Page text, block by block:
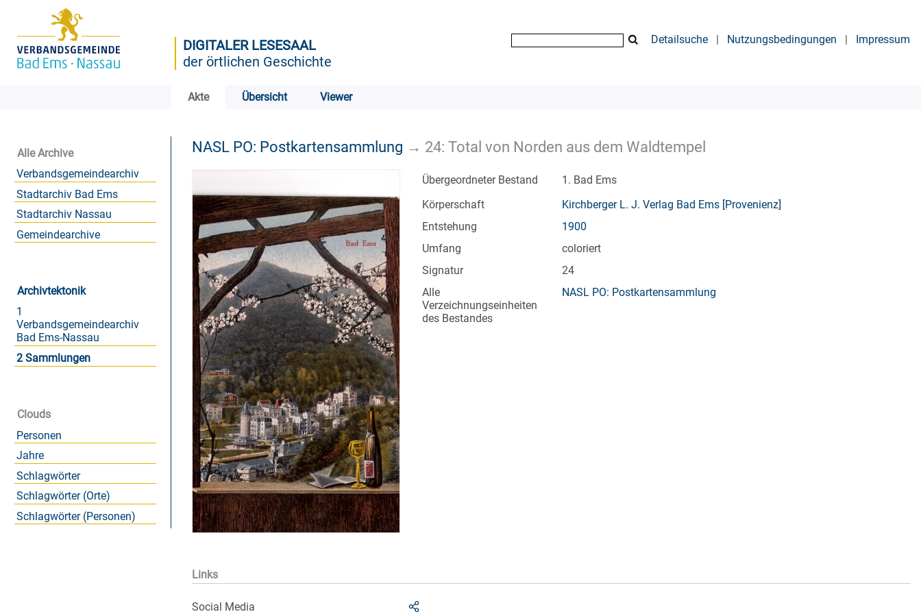
DIGITALER LESESAAL
der örtlichen Geschichte
Detailsuche | Nutzungsbedingungen | Impressum
Akte Übersicht Viewer
Alle Archive
Verbandsgemeindearchiv
Stadtarchiv Bad Ems
Stadtarchiv Nassau
Gemeindearchive
Archivtektonik
1
Verbandsgemeindearchiv
Bad Ems-Nassau
2 Sammlungen
Clouds
Personen
Jahre
Schlagwörter
Schlagwörter (Orte)
Schlagwörter (Personen)
NASL PO: Postkartensammlung → 24: Total von Norden aus dem Waldtempel
Übergeordneter Bestand
1. Bad Ems
Körperschaft
Kirchberger L. J. Verlag Bad Ems [Provenienz]
Entstehung
1900
Umfang
coloriert
Signatur
24
Alle
Verzeichnungseinheiten
des Bestandes
NASL PO: Postkartensammlung
Links
Social Media